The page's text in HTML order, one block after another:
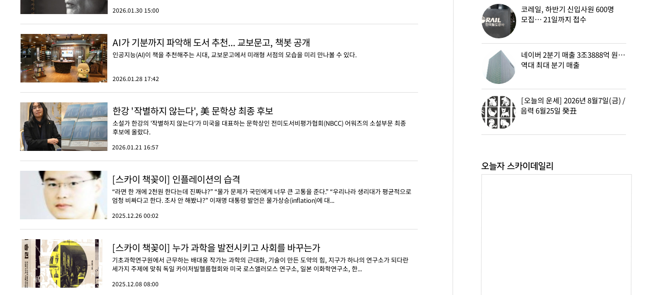
2026.01.30 15:00
AI가 기분까지 파악해 도서 추천... 교보문고, 책봇 공개
인공지능(AI)이 책을 추천해주는 시대, 교보문고에서 미래형 서점의 모습을 미리 만나볼 수 있다.
2026.01.28 17:42
한강 '작별하지 않는다', 美 문학상 최종 후보
소설가 한강의 '작별하지 않는다'가 미국을 대표하는 문학상인 전미도서비평가협회(NBCC) 어워즈의 소설부문 최종
후보에 올랐다.
2026.01.21 16:57
[스카이 책꽂이] 인플레이션의 습격
“라면 한 개에 2천원 한다는데 진짜냐?” “물가 문제가 국민에게 너무 큰 고통을 준다.” “우리나라 생리대가 평균적으로
엄청 비싸다고 한다. 조사 안 해봤냐?” 이재명 대통령 발언은 물가상승(inflation)에 대...
2025.12.26 00:02
[스카이 책꽂이] 누가 과학을 발전시키고 사회를 바꾸는가
기초과학연구원에서 근무하는 배대웅 작가는 과학의 근대화, 기술이 만든 도약의 힘, 지구가 하나의 연구소가 되다란
세가지 주제에 맞춰 독일 카이저빌헬름협회와 미국 로스앨러모스 연구소, 일본 이화학연구소, 한...
2025.12.08 08:00
코레일, 하반기 신입사원 600명
모집… 21일까지 접수
네이버 2분기 매출 3조3888억 원…
역대 최대 분기 매출
[오늘의 운세] 2026년 8월7일(금) /
음력 6월25일 癸丑
오늘자 스카이데일리